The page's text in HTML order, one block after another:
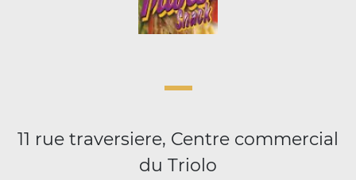
11 rue traversiere, Centre commercial
du Triolo